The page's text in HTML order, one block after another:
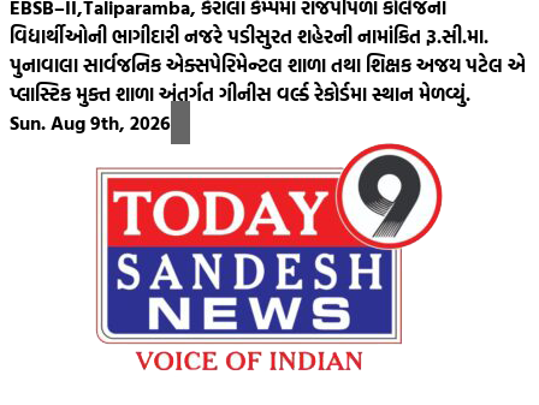
EBSB–II,Taliparamba, કેરાલા કેમ્પમાં રાજપીપળા કોલેજના
વિદ્યાર્થીઓની ભાગીદારી નજરે પડીસુરત શહેરની નામાંકિત રૂ.સી.મા.
પુનાવાલા સાર્વજનિક એક્સપેરિમેન્ટલ શાળા તથા શિક્ષક અજય પટેલ એ
પ્લાસ્ટિક મુક્ત શાળા અંતર્ગત ગીનીસ વર્લ્ડ રેકોર્ડમા સ્થાન મેળવ્યું.
Sun. Aug 9th, 2026